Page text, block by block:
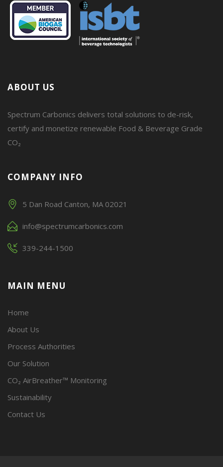
ABOUT US
Spectrum Carbonics delivers total solutions to de-risk,
certify and monetize renewable Food & Beverage Grade
CO₂
COMPANY INFO
5 Dan Road Canton, MA 02021
info@spectrumcarbonics.com
339-244-1500
MAIN MENU
Home
About Us
Process Authorities
Our Solution
CO₂ AirBreather™ Monitoring
Sustainability
Contact Us